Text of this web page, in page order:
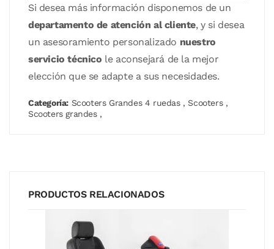
Si desea más información disponemos de un
departamento de atención al cliente, y si desea
un asesoramiento personalizado nuestro
servicio técnico le aconsejará de la mejor
elección que se adapte a sus necesidades.
Categoría: Scooters Grandes 4 ruedas, Scooters,
Scooters grandes,
PRODUCTOS RELACIONADOS